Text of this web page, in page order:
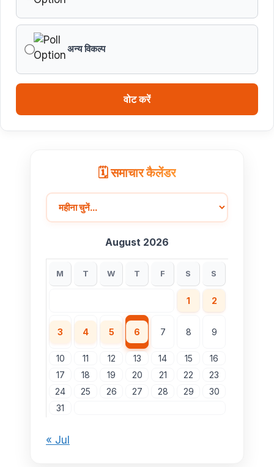
अन्य विकल्प
वोट करें
🗓️ समाचार कैलेंडर
August 2026
M T W T F S S
1 2
3 4 5 6 7 8 9
10 11 12 13 14 15
16
17
18 19 20 21 22
23
24
25 26 27 28 29
30
31
« Jul